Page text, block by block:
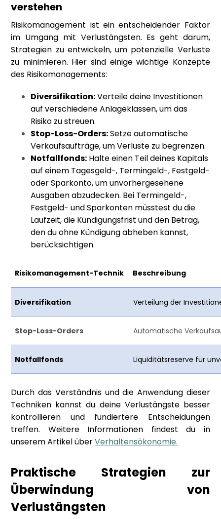
verstehen
Risikomanagement ist ein entscheidender Faktor
im Umgang mit Verlustängsten. Es geht darum,
Strategien zu entwickeln, um potenzielle Verluste
zu minimieren. Hier sind einige wichtige Konzepte
des Risikomanagements:
Diversifikation:Verteile deine Investitionen
auf verschiedene Anlageklassen, um das
Risiko zu streuen.
Stop-Loss-Orders:Setze automatische
Verkaufsaufträge, um Verluste zu begrenzen.
Notfallfonds: Halte einen Teil deines Kapitals
auf einem Tagesgeld-, Termingeld-, Festgeld-
oder Sparkonto, um unvorhergesehene
Ausgaben abzudecken. Bei Termingeld-,
Festgeld- und Sparkonten müsstest du die
Laufzeit, die Kündigungsfrist und den Betrag,
den du ohne Kündigung abheben kannst,
berücksichtigen.
Risikomanagement-Technik Beschreibung
Diversifikation Verteilung der
Stop-Loss-Orders Automatische
Notfallfonds Liquiditätsreserve für
Durch das Verständnis und die Anwendung dieser
Techniken kannst du deine Verlustängste besser
kontrollieren und fundiertere Entscheidungen
treffen. Weitere Informationen findest du in
unserem Artikel überVerhaltensökonomie.
Praktische Strategien zur
Überwindung von
Verlustängsten